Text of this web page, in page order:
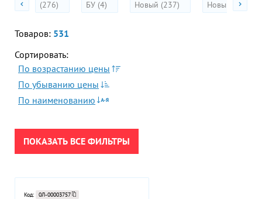
Fuso
TIMKEN
SKF
FAG
Promill
SNR
Antriebstechnik
CRAFT
Показать
Сбросить
Акции
ПРИМЕНИТЬ
(276) БУ (4) Новый (237) Новый (без
Товаров: 531
Сортировать:
По возрастанию цены
По убыванию цены
По наименованию
ПОКАЗАТЬ ВСЕ ФИЛЬТРЫ
Код: 0Л-00003757